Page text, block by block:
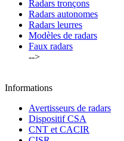
Radars tronçons
Radars autonomes
Radars leurres
Modèles de radars
Faux radars
-->
Informations
Avertisseurs de radars
Dispositif CSA
CNT et CACIR